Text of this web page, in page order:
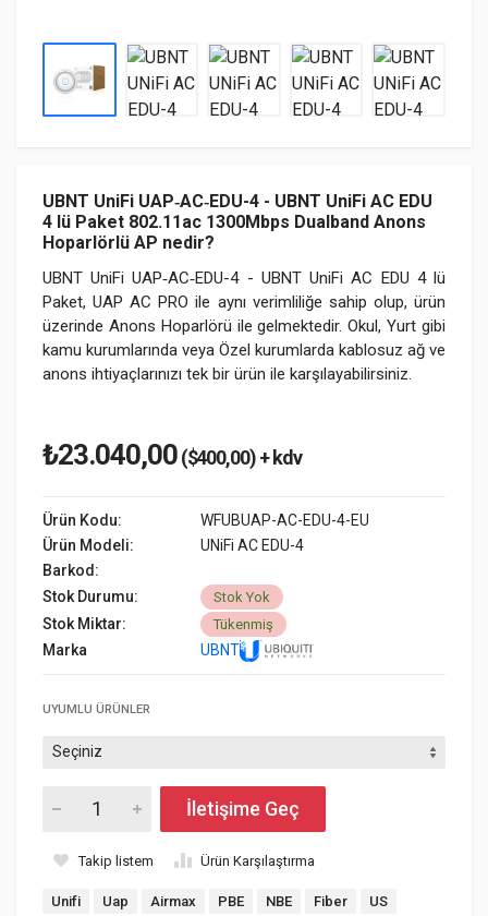
UBNT UniFi UAP‑AC‑EDU-4 - UBNT UniFi AC EDU
4 lü Paket 802.11ac 1300Mbps Dualband Anons
Hoparlörlü AP nedir?
UBNT UniFi UAP‑AC‑EDU-4 - UBNT UniFi AC EDU 4 lü
Paket, UAP AC PRO ile aynı verimliliğe sahip olup, ürün
üzerinde Anons Hoparlörü ile gelmektedir. Okul, Yurt gibi
kamu kurumlarında veya Özel kurumlarda kablosuz ağ ve
anons ihtiyaçlarınızı tek bir ürün ile karşılayabilirsiniz.
₺23.040,00($400,00) + kdv
Ürün Kodu:
WFUBUAP-AC-EDU-4-EU
Ürün Modeli:
UNiFi AC EDU-4
Barkod:
Stok Durumu:
Stok Yok
Stok Miktar: Tükenmiş
Marka UBNT
UYUMLU ÜRÜNLER
İletişime Geç
Takip listem Ürün Karşılaştırma
Unifi Uap Airmax PBE NBE Fiber
US